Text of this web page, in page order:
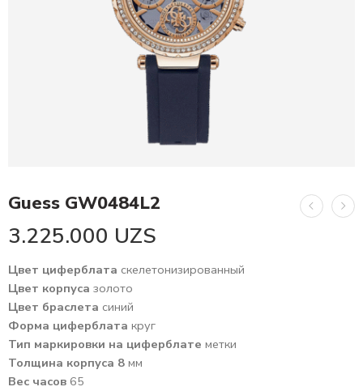
Guess GW0484L2
3.225.000 UZS
Цвет циферблата скелетонизированный
Цвет корпуса золото
Цвет браслета синий
Форма циферблата круг
Тип маркировки на циферблате метки
Толщина корпуса 8 мм
Вес часов 65